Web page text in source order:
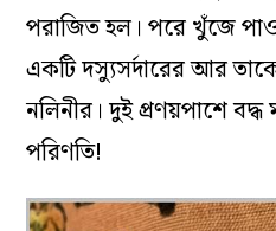
পরাজিত হল। পরে খুঁজে
একটি দস্যুসর্দারের আর
নলিনীর। দুই প্রণয়পাশে
পরিণতি!